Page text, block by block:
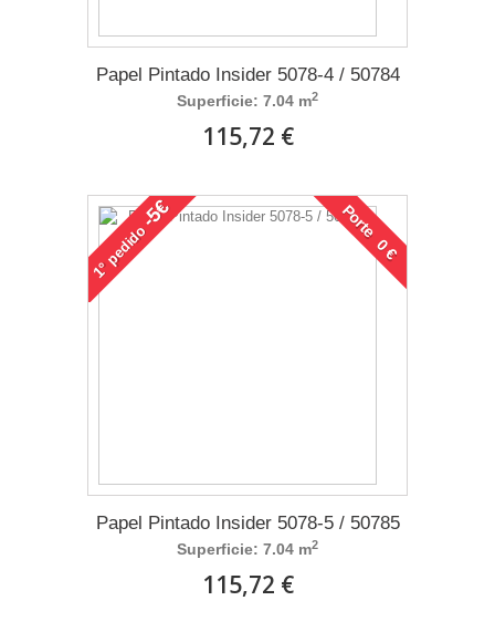
Papel Pintado Insider 5078-4 / 50784
Superficie: 7.04 m2
115,72 €
1°
pedido
-5€ Porte 0 €
Papel Pintado Insider 5078-5 / 50785
Superficie: 7.04 m2
115,72 €